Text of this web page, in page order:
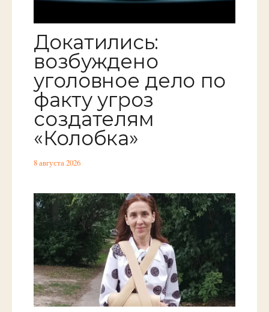
Докатились:
возбуждено
уголовное дело по
факту угроз
создателям
«Колобка»
8 августа 2026